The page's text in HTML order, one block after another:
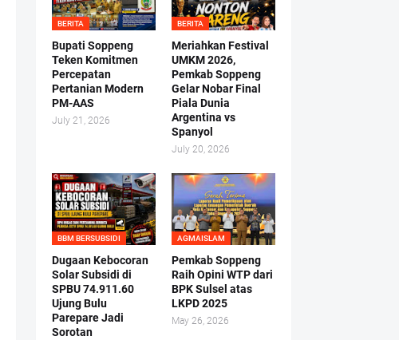
BERITA
Bupati Soppeng
Teken Komitmen
Percepatan
Pertanian Modern
PM-AAS
July 21, 2026
BERITA
Meriahkan Festival
UMKM 2026,
Pemkab Soppeng
Gelar Nobar Final
Piala Dunia
Argentina vs
Spanyol
July 20, 2026
BBM BERSUBSIDI
Dugaan Kebocoran
Solar Subsidi di
SPBU 74.911.60
Ujung Bulu
Parepare Jadi
Sorotan
AGMAISLAM
Pemkab Soppeng
Raih Opini WTP dari
BPK Sulsel atas
LKPD 2025
May 26, 2026